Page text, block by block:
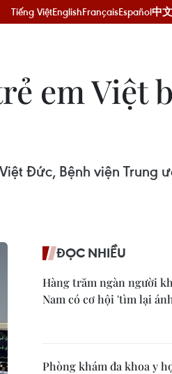
Tiếng ViệtEnglishFrançaisEspañol中文
em Việt
Đức, Bệnh viện Trung
ĐỌC NHIỀU
Hàng trăm ngàn người
Nam có cơ hội 'tìm lại
Phòng khám đa khoa y